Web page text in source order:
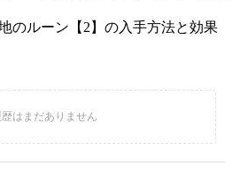
のルーン【2】の入手方法と効果